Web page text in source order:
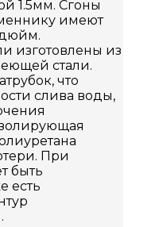
1.5мм. Сгоны
имеют
изготовлены из
стали.
что
слива воды,
При
быть
есть